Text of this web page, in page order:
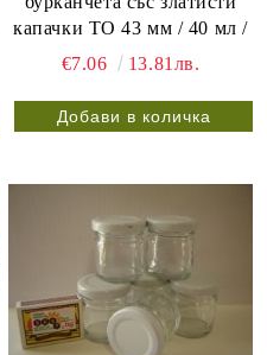
капачки ТО 43 мм / 40 мл /
€7.06
13.81лв.